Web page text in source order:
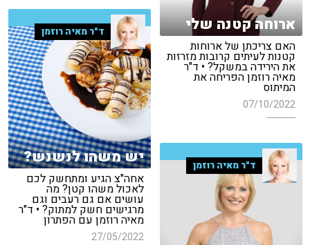
ארוחה קטנה שלי
האם צריכתן של ארוחות
קטנות לעיתים קרובות מזרזות
את הירידה במשקל? • ד"ר
מאיה רוזמן הפריחה את
המיתוס
07/10/2022
ד"ר מאיה רוזמן
יש משהו לנשנש?
אחה"צ הגיע ומתחשק לכם
לאכול משהו קטן? מה
עושים אם גם רעבים וגם
מרגישים חשק למתוק? • ד"ר
מאיה רוזמן עם הפתרון
27/05/2022
ד"ר מאיה רוזמן